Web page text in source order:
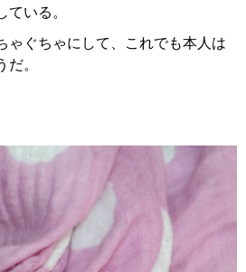
いる。
ゃぐちゃにして、これでも本人は
。